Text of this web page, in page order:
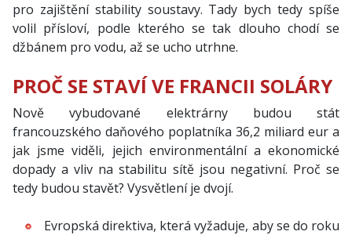
pro zajištění stability soustavy. Tady bych tedy spíše
volil přísloví, podle kterého se tak dlouho chodí se
džbánem pro vodu, až se ucho utrhne.
PROČ SE STAVÍ VE FRANCII SOLÁRY
Nově vybudované elektrárny budou stát
francouzského daňového poplatníka 36,2 miliard eur a
jak jsme viděli, jejich environmentální a ekonomické
dopady a vliv na stabilitu sítě jsou negativní. Proč se
tedy budou stavět? Vysvětlení je dvojí.
Evropská direktiva, která vyžaduje, aby se do roku